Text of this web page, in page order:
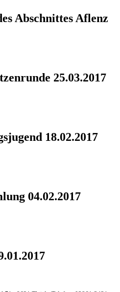
Abschnittes Aflenz
25.03.2017
18.02.2017
04.02.2017